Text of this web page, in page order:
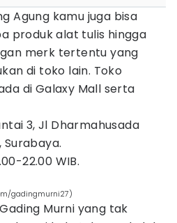
Agung kamu juga bisa
produk alat tulis hingga
merk tertentu yang
di toko lain. Toko
di Galaxy Mall serta
3, Jl Dharmahusada
Surabaya.
22.00 WIB.
gadingmurni27)
Murni yang tak